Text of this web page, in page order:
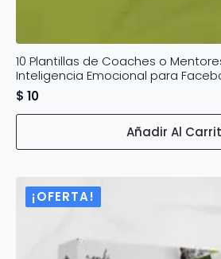
10 Plantillas de Coaches o
Inteligencia Emocional para
$ 10
Añadir Al
¡OFERTA!